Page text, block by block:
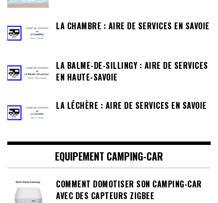
LA CHAMBRE : AIRE DE SERVICES EN SAVOIE
LA BALME-DE-SILLINGY : AIRE DE SERVICES
EN HAUTE-SAVOIE
LA LÉCHÈRE : AIRE DE SERVICES EN SAVOIE
EQUIPEMENT CAMPING-CAR
COMMENT DOMOTISER SON CAMPING-CAR
AVEC DES CAPTEURS ZIGBEE